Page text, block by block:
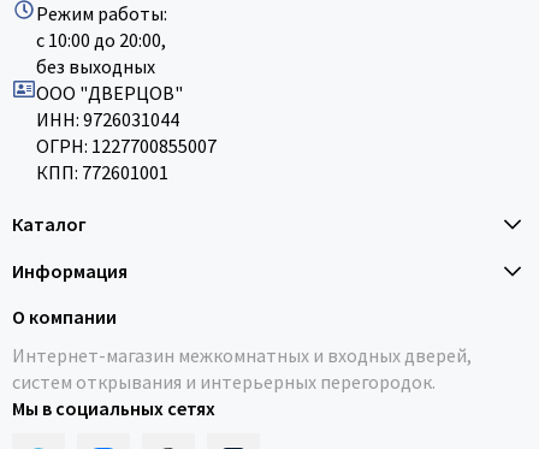
Режим работы:
с 10:00 до 20:00,
без выходных
ООО "ДВЕРЦОВ"
ИНН: 9726031044
ОГРН: 1227700855007
КПП: 772601001
Каталог
Информация
О компании
Интернет-магазин межкомнатных и входных дверей,
систем открывания и интерьерных перегородок.
Мы в социальных сетях